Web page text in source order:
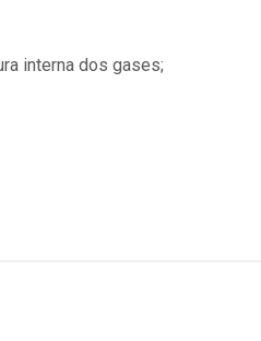
interna dos gases;